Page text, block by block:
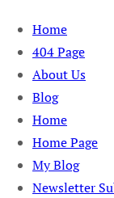
Skip
content
Home
404 Page
About Us
Blog
Home
Home Page
My Blog
Newsletter